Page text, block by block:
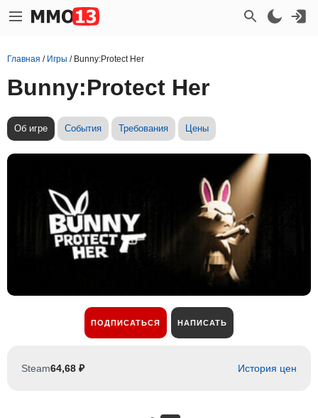
Главная / Игры / Bunny:Protect Her
Bunny:Protect Her
Об игре События Требования Цены
ПОДПИСАТЬСЯ НАПИСАТЬ
Steam64,68 ₽ История цен